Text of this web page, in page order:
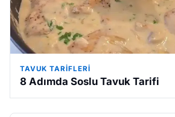
TAVUK TARIFLERI
8 Adımda Soslu Tavuk Tarifi